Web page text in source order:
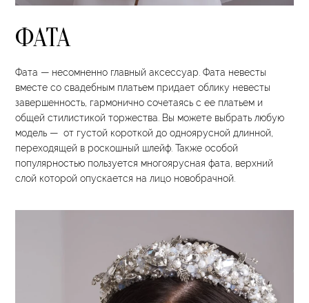
ФАТА
Фата — несомненно главный аксессуар. Фата невесты
вместе со свадебным платьем придает облику невесты
завершенность, гармонично сочетаясь с ее платьем и
общей стилистикой торжества. Вы можете выбрать любую
модель — от густой короткой до одноярусной длинной,
переходящей в роскошный шлейф. Также особой
популярностью пользуется многоярусная фата, верхний
слой которой опускается на лицо новобрачной.